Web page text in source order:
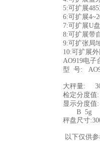
5:可扩展
6:可扩展
7:可扩展U
8:可扩展带
9:可扩张局
10:可扩展
AO919电子
型 号:
大秤量:
检定分
显示分
B 5g
秤盘尺寸
450x
以下仅供参